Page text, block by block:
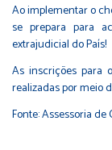
Ao implementar o
se prepara para
extrajudicial do País!
As inscrições para
realizadas por meio
Fonte: Assessoria